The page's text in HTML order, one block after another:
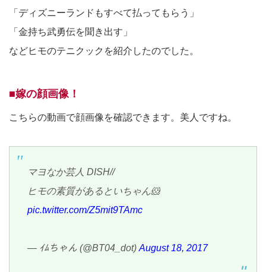
「ディズニーランドもすべて払ってもらう」
「金持ち武勇伝を聞き出す」
などヒモのテニクックを紹介したのでした。
■嫁の顔画像！
こちらの動画で顔画像を確認できます。美人ですね。
マヨなか芸人 DISH//
ヒモの素質があるといちゃん🐹
pic.twitter.com/Z5mit9TAmc
— ｲﾑちゃん (@BT04_dot) August 18, 2017